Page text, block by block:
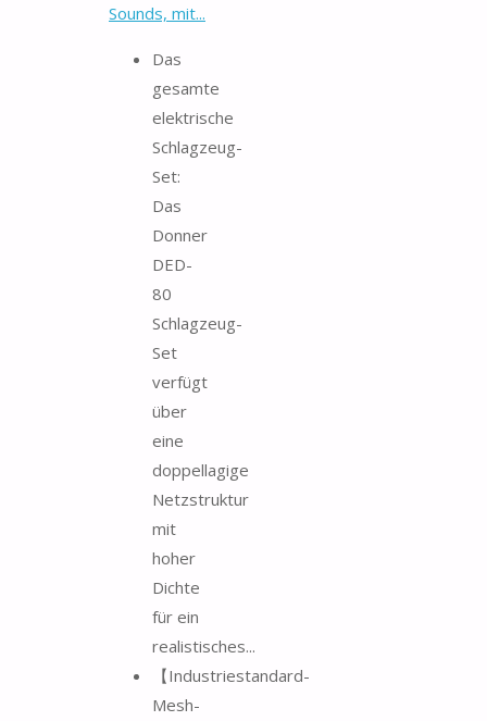
Sounds, mit...
Das
gesamte
elektrische
Schlagzeug-
Set:
Das
Donner
DED-
80
Schlagzeug-
Set
verfügt
über
eine
doppellagige
Netzstruktur
mit
hoher
Dichte
für ein
realistisches...
【Industriestandard-
Mesh-